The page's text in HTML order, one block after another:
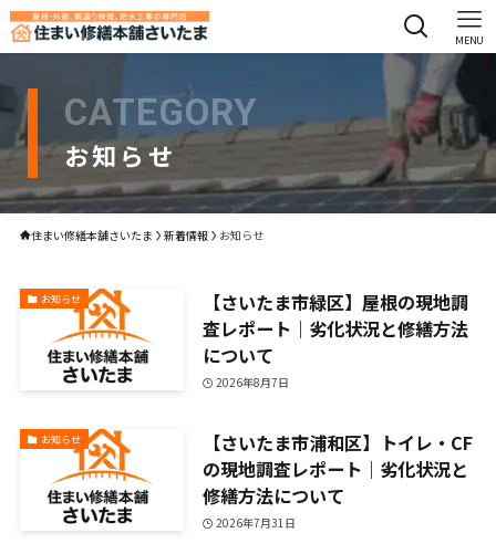
MENU
お知らせ
CATEGORY
住まい修繕本舗さいたま 新着情報 お知らせ
お知らせ
【さいたま市緑区】屋根の現地調
査レポート｜劣化状況と修繕方法
について
2026年8月7日
お知らせ
【さいたま市浦和区】トイレ・CF
の現地調査レポート｜劣化状況と
修繕方法について
2026年7月31日